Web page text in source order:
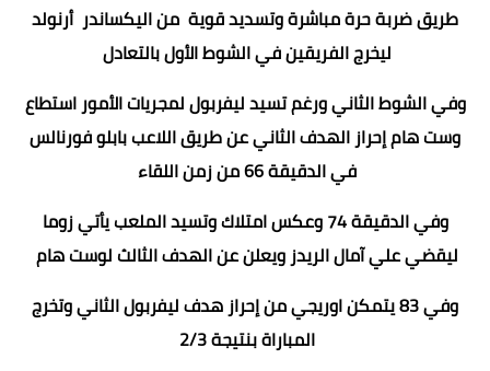
طريق ضربة حرة مباشرة وتسديد قوية من اليكساندر أرنولد
ليخرج الفريقين في الشوط الأول بالتعادل
وفي الشوط الثاني ورغم تسيد ليفربول لمجريات الأمور استطاع
وست هام إحراز الهدف الثاني عن طريق اللاعب بابلو فورنالس
في الدقيقة 66 من زمن اللقاء
وفي الدقيقة 74 وعكس امتلاك وتسيد الملعب يأتي زوما
ليقضي علي آمال الريدز ويعلن عن الهدف الثالث لوست هام
وفي 83 يتمكن اوريجي من إحراز هدف ليفربول الثاني وتخرج
المباراة بنتيجة 2/3